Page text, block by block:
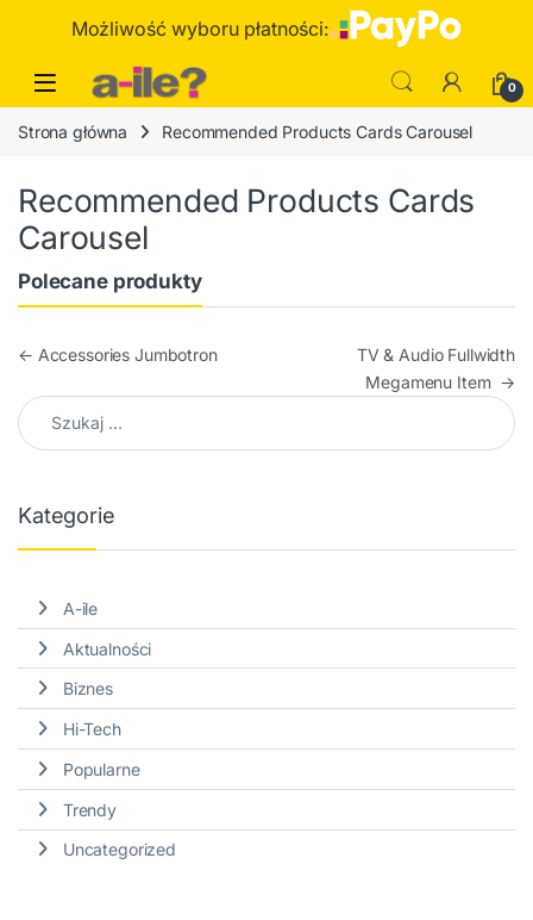
Możliwość wyboru płatności:
0
Strona główna Recommended Products Cards Carousel
Recommended Products Cards
Carousel
Polecane produkty
Nawigacja wpisu
← Accessories Jumbotron
TV & Audio Fullwidth
Megamenu Item →
Szukaj:
Kategorie
A-ile
Aktualności
Biznes
Hi-Tech
Popularne
Trendy
Uncategorized